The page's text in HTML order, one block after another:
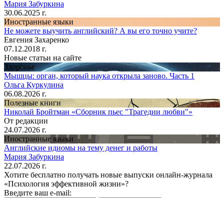
Мария Забуркина
30.06.2025 г.
Иностранные языки
Не можете выучить английский? А вы его точно учите?
Евгения Захаренко
07.12.2018 г.
Новые статьи на сайте
Здоровье
Мышцы: орган, который наука открыла заново. Часть 1
Ольга Куркулина
06.08.2026 г.
Полезные книги
Николай Бройтман «Сборник пьес "Трагедии любви"»
От редакции
24.07.2026 г.
Иностранные языки
Английские идиомы на тему денег и работы
Мария Забуркина
22.07.2026 г.
Хотите бесплатно получать новые выпуски онлайн-журнала
«Психология эффективной жизни»?
Введите ваш e-mail: